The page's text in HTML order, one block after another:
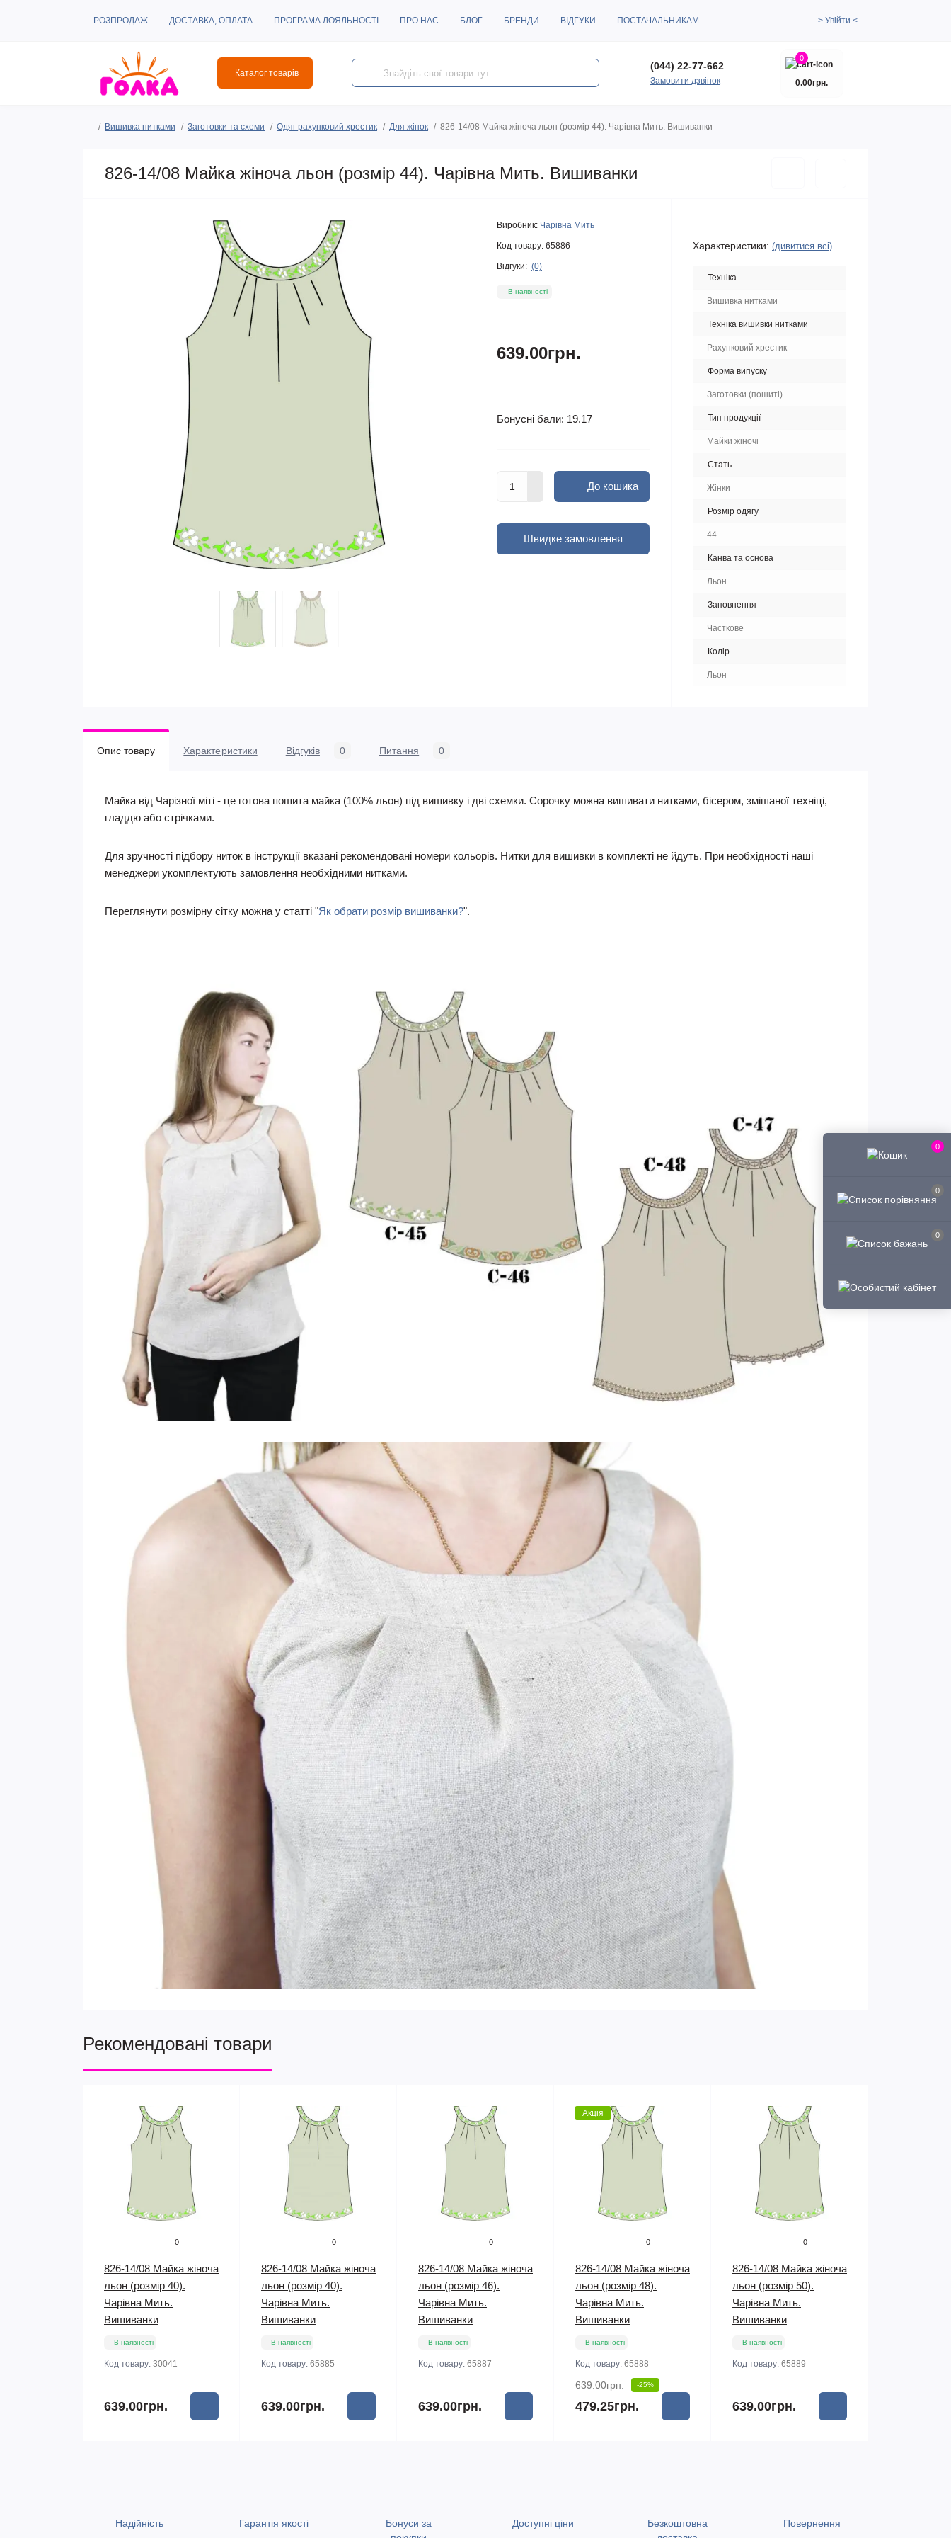
0
0
0
РОЗПРОДАЖ ДОСТАВКА, ОПЛАТА ПРОГРАМА ЛОЯЛЬНОСТІ ПРО НАС БЛОГ БРЕНДИ ВІДГУКИ ПОСТАЧАЛЬНИКАМ > Увійти <
Каталог товарів
(044) 22-77-662
Замовити дзвінок
0
0.00грн.
Вишивка нитками Заготовки та схеми Одяг рахунковий хрестик Для жінок 826-14/08 Майка жіноча льон (розмір 44). Чарівна Мить. Вишиванки
826-14/08 Майка жіноча льон (розмір 44). Чарівна Мить. Вишиванки
Виробник: Чарівна Мить
Код товару: 65886
Відгуки: (0)
В наявності
639.00грн.
Бонусні бали: 19.17
До кошика
Швидке замовлення
Характеристики: (дивитися всі)
Техніка
Вишивка нитками
Техніка вишивки нитками
Рахунковий хрестик
Форма випуску
Заготовки (пошиті)
Тип продукції
Майки жіночі
Стать
Жінки
Розмір одягу
44
Канва та основа
Льон
Заповнення
Часткове
Колір
Льон
Опис товару Характеристики Відгуків 0 Питання 0
Майка від Чарізної міті - це готова пошита майка (100% льон) під вишивку і дві схемки. Сорочку можна вишивати нитками, бісером, змішаної техніці,
гладдю або стрічками.
Для зручності підбору ниток в інструкції вказані рекомендовані номери кольорів. Нитки для вишивки в комплекті не йдуть. При необхідності наші
менеджери укомплектують замовлення необхідними нитками.
Переглянути розмірну сітку можна у статті "Як обрати розмір вишиванки?".
Рекомендовані товари
0
826-14/08 Майка жіноча
льон (розмір 40).
Чарівна Мить.
Вишиванки
В наявності
Код товару: 30041
639.00грн.
0
826-14/08 Майка жіноча
льон (розмір 40).
Чарівна Мить.
Вишиванки
В наявності
Код товару: 65885
639.00грн.
0
826-14/08 Майка жіноча
льон (розмір 46).
Чарівна Мить.
Вишиванки
В наявності
Код товару: 65887
639.00грн.
Акція
0
826-14/08 Майка жіноча
льон (розмір 48).
Чарівна Мить.
Вишиванки
В наявності
Код товару: 65888
639.00грн. -25%
479.25грн.
0
826-14/08 Майка жіноча
льон (розмір 50).
Чарівна Мить.
Вишиванки
В наявності
Код товару: 65889
639.00грн.
Надійність Гарантія якості
Бонуси за
Доступні ціни
Безкоштовна
Повернення